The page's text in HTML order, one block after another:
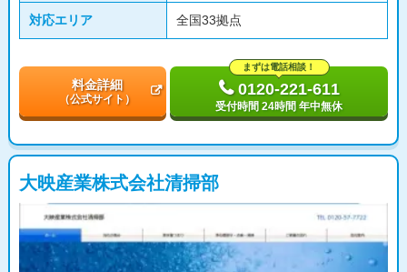
対応エリア 全国33拠点
料金詳細
（公式サイト）
まずは電話相談！
0120-221-611
受付時間 24時間 年中無休
大映産業株式会社清掃部